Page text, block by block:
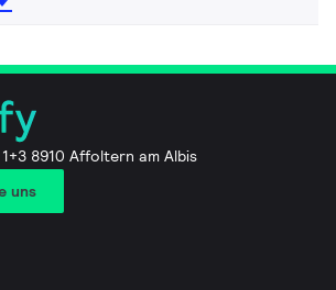
8910 Affoltern am Albis
uns